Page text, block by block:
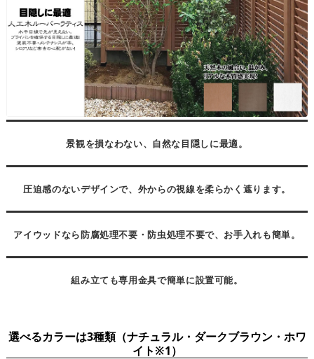
景観を損なわない、自然な目隠しに最適。
圧迫感のないデザインで、外からの視線を柔らかく遮ります。
アイウッドなら防腐処理不要・防虫処理不要で、お手入れも簡単。
組み立ても専用金具で簡単に設置可能。
選べるカラーは3種類（ナチュラル・ダークブラウン・ホワ
イト※1）